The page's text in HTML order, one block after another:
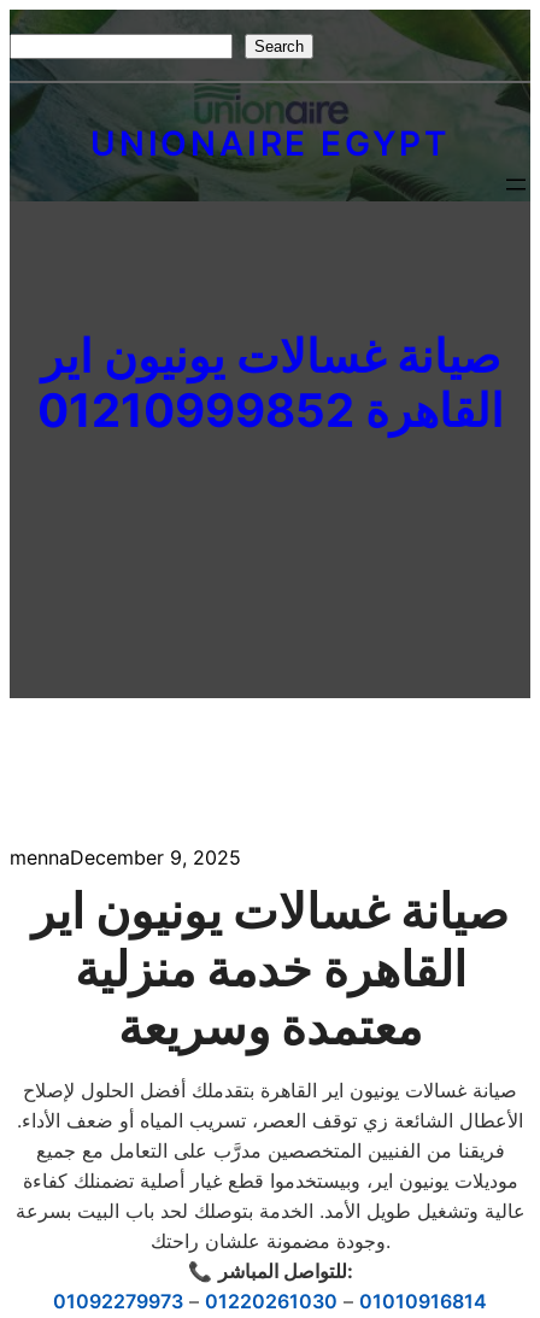
Skip
to
content
e
r
c
Search
UNIONAIRE EGYPT
صيانة غسالات يونيون اير
القاهرة 01210999852
mennaDecember 9, 2025
صيانة غسالات يونيون اير
القاهرة خدمة منزلية
معتمدة وسريعة
صيانة غسالات يونيون اير القاهرة بتقدملك أفضل الحلول لإصلاح
الأعطال الشائعة زي توقف العصر، تسريب المياه أو ضعف الأداء.
فريقنا من الفنيين المتخصصين مدرَّب على التعامل مع جميع
موديلات يونيون اير، وبيستخدموا قطع غيار أصلية تضمنلك كفاءة
عالية وتشغيل طويل الأمد. الخدمة بتوصلك لحد باب البيت بسرعة
وجودة مضمونة علشان راحتك.
📞
للتواصل المباشر:
01092279973 – 01220261030 – 01010916814